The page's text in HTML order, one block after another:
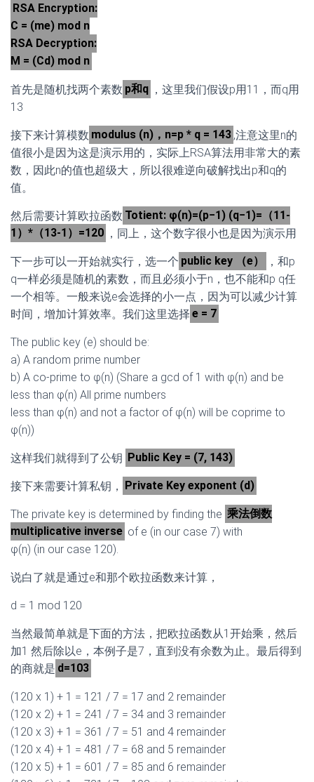
RSA Encryption:
C = (me) mod n
RSA Decryption:
M = (Cd) mod n
首先是随机找两个素数 p和q ，这里我们假设p用11，而q用
13
接下来计算模数 modulus (n)，n=p * q = 143 ,注意这里n的
值很小是因为这是演示用的，实际上RSA算法用非常大的素
数，因此n的值也超级大，所以很难逆向破解找出p和q的
值。
然后需要计算欧拉函数 Totient: φ(n)=(p−1) (q−1)=（11-
1）*（13-1）=120 ，同上，这个数字很小也是因为演示用
下一步可以一开始就实行，选一个 public key （e）
，和p
q一样必须是随机的素数，而且必须小于n，也不能和p q任
一个相等。一般来说e会选择的小一点，因为可以减少计算
时间，增加计算效率。我们这里选择 e = 7
The public key (e) should be:
a) A random prime number
b) A co-prime to φ(n) (Share a gcd of 1 with φ(n) and be
less than φ(n) All prime numbers
less than φ(n) and not a factor of φ(n) will be coprime to
φ(n))
这样我们就得到了公钥 Public Key = (7, 143)
接下来需要计算私钥， Private Key exponent (d)
The private key is determined by finding the 乘法倒数
multiplicative inverse of e (in our case 7) with
φ(n) (in our case 120).
说白了就是通过e和那个欧拉函数来计算，
d = 1 mod 120
当然最简单就是下面的方法，把欧拉函数从1开始乘，然后
加1 然后除以e，本例子是7，直到没有余数为止。最后得到
的商就是 d=103
(120 x 1) + 1 = 121 / 7 = 17 and 2 remainder
(120 x 2) + 1 = 241 / 7 = 34 and 3 remainder
(120 x 3) + 1 = 361 / 7 = 51 and 4 remainder
(120 x 4) + 1 = 481 / 7 = 68 and 5 remainder
(120 x 5) + 1 = 601 / 7 = 85 and 6 remainder